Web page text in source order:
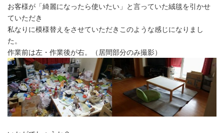
お客様が「綺麗になったら使いたい」と言っていた絨毯を引かせ
ていただき
私なりに模様替えをさせていただきこのような感じになりまし
た。
作業前は左・作業後が右。（居間部分のみ撮影）